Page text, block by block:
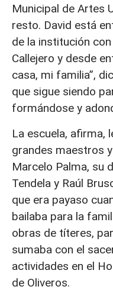
Municipal de Artes
resto. David está
de la institución
Callejero y desde
casa, mi familia”,
que sigue siendo
formándose y
La escuela, afirma,
grandes maestros
Marcelo Palma, su
Tendela y Raúl
que era payaso
bailaba para la
obras de títeres,
sumaba con el
actividades en el
de Oliveros.